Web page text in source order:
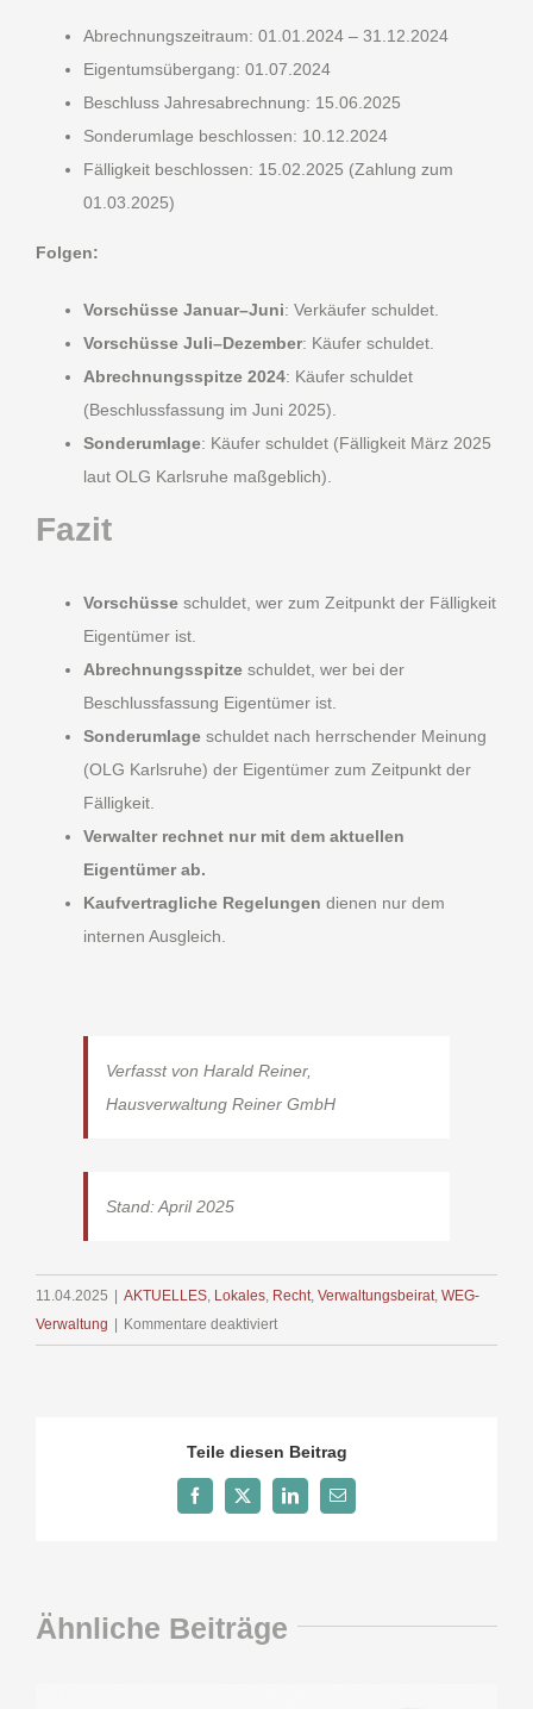
Abrechnungszeitraum: 01.01.2024 – 31.12.2024
Eigentumsübergang: 01.07.2024
Beschluss Jahresabrechnung: 15.06.2025
Sonderumlage beschlossen: 10.12.2024
Fälligkeit beschlossen: 15.02.2025 (Zahlung zum
01.03.2025)
Folgen:
Vorschüsse Januar–Juni: Verkäufer schuldet.
Vorschüsse Juli–Dezember: Käufer schuldet.
Abrechnungsspitze 2024: Käufer schuldet
(Beschlussfassung im Juni 2025).
Sonderumlage: Käufer schuldet (Fälligkeit März 2025
laut OLG Karlsruhe maßgeblich).
Fazit
Vorschüsse schuldet, wer zum Zeitpunkt der Fälligkeit
Eigentümer ist.
Abrechnungsspitze schuldet, wer bei der
Beschlussfassung Eigentümer ist.
Sonderumlage schuldet nach herrschender Meinung
(OLG Karlsruhe) der Eigentümer zum Zeitpunkt der
Fälligkeit.
Verwalter rechnet nur mit dem aktuellen
Eigentümer ab.
Kaufvertragliche Regelungen dienen nur dem
internen Ausgleich.
Verfasst von Harald Reiner,
Hausverwaltung Reiner GmbH
Stand: April 2025
11.04.2025 AKTUELLES, Lokales, Recht, Verwaltungsbeirat, WEG-
Verwaltung
Kommentare deaktiviertfür
Abrechnungsspitze,
Sonderumlage
Teile diesen Beitrag
Facebook
X LinkedIn
E-
Mail
Ähnliche Beiträge